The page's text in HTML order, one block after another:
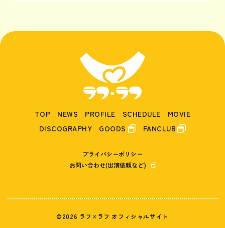
TOP NEWS PROFILE SCHEDULE
MOVIE
DISCOGRAPHY
GOODS FANCLUB
プライバシーポリシー
お問い合わせ(出演依頼など)
©2026 ラフ×ラフ オフィシャルサイト